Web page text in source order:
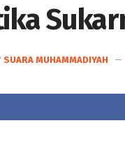
SUARA MUHAMMADIYAH